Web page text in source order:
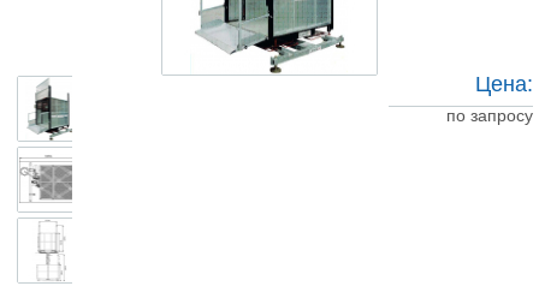
Цена:
по запросу